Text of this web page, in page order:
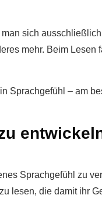
sich
mehr. Beim Lesen
Sprachgefühl – am
Sprachgefühl zu
lesen, die damit ihr